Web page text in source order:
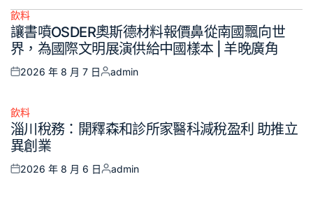
Posted
in
飲料
讓書噴OSDER奧斯德材料報價鼻從南國飄向世
界，為國際文明展演供給中國樣本 | 羊晚廣角
Posted
2026 年 8 月 7 日
Posted
admin
Posted
in
飲料
淄川稅務：開釋森和診所家醫科減稅盈利 助推立
異創業
Posted
2026 年 8 月 6 日
Posted
admin